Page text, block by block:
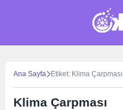
Ana Sayfa Etiket: Klima Çarpması
Klima Çarpması